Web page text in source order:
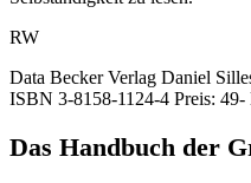
RW
Data Becker Verlag Daniel
ISBN 3-8158-1124-4 Preis:
Das Handbuch der